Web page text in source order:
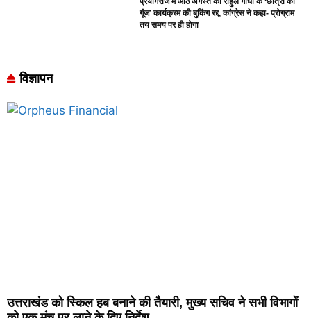
गूंज’ कार्यक्रम की बुकिंग रद्द, कांग्रेस ने कहा- प्रोग्राम
तय समय पर ही होगा
विज्ञापन
उत्तराखंड को स्किल हब बनाने की तैयारी, मुख्य सचिव ने सभी विभागों